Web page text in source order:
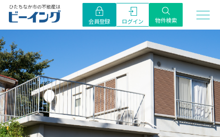
会員登録 ログイン 物件検索